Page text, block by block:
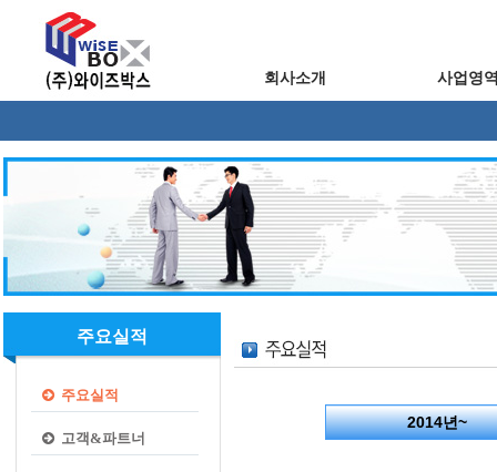
회사소개 사업영
주요실적
주요실적
고객&파트너
2014년~